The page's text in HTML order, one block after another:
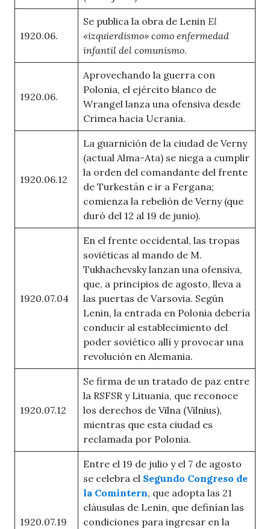
1920.06.
Se publica la obra de Lenin El
«izquierdismo» como enfermedad
infantil del comunismo.
1920.06.
Aprovechando la guerra con
Polonia, el ejército blanco de
Wrangel lanza una ofensiva desde
Crimea hacia Ucrania.
1920.06.12
La guarnición de la ciudad de Verny
(actual Alma-Ata) se niega a cumplir
la orden del comandante del frente
de Turkestán e ir a Fergana;
comienza la rebelión de Verny (que
duró del 12 al 19 de junio).
1920.07.04
En el frente occidental, las tropas
soviéticas al mando de M.
Tukhachevsky lanzan una ofensiva,
que, a principios de agosto, lleva a
las puertas de Varsovia. Según
Lenin, la entrada en Polonia debería
conducir al establecimiento del
poder soviético allí y provocar una
revolución en Alemania.
1920.07.12
Se firma de un tratado de paz entre
la RSFSR y Lituania, que reconoce
los derechos de Vilna (Vilnius),
mientras que esta ciudad es
reclamada por Polonia.
1920.07.19
Entre el 19 de julio y el 7 de agosto
se celebra el Segundo Congreso de
la Comintern, que adopta las 21
cláusulas de Lenin, que definían las
condiciones para ingresar en la